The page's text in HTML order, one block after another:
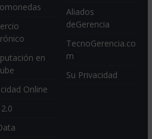
en
Online
Aliados
deGerencia
TecnoGerencia.co
m
Su Privacidad